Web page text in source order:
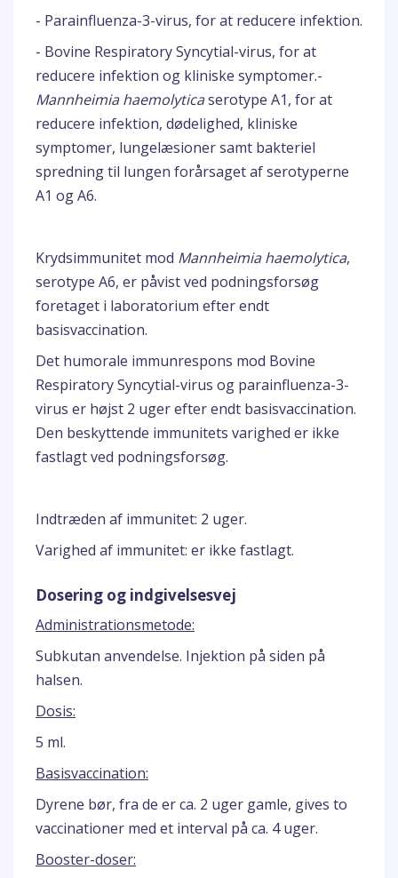
- Parainfluenza-3-virus, for at reducere infektion.
- Bovine Respiratory Syncytial-virus, for at
reducere infektion og kliniske symptomer.-
Mannheimia haemolyticaserotype A1, for at
reducere infektion, dødelighed, kliniske
symptomer, lungelæsioner samt bakteriel
spredning til lungen forårsaget af serotyperne
A1 og A6.
Krydsimmunitet mod Mannheimia haemolytica,
serotype A6, er påvist ved podningsforsøg
foretaget i laboratorium efter endt
basisvaccination.
Det humorale immunrespons mod Bovine
Respiratory Syncytial-virus og parainfluenza-3-
virus er højst 2 uger efter endt basisvaccination.
Den beskyttende immunitets varighed er ikke
fastlagt ved podningsforsøg.
Indtræden af immunitet: 2 uger.
Varighed af immunitet: er ikke fastlagt.
Dosering og indgivelsesvej
Administrationsmetode:
Subkutan anvendelse. Injektion på siden på
halsen.
Dosis:
5 ml.
Basisvaccination:
Dyrene bør, fra de er ca. 2 uger gamle, gives to
vaccinationer med et interval på ca. 4 uger.
Booster-doser: